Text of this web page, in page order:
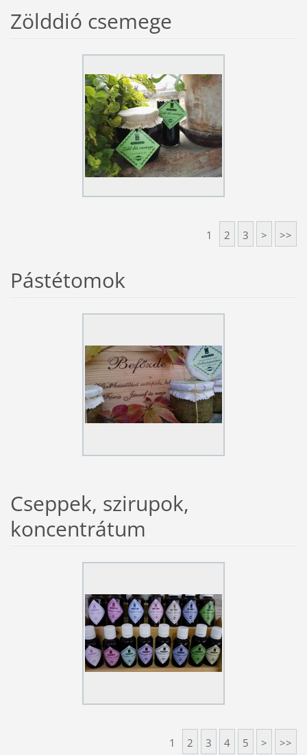
Zölddió csemege
1 2 3 > >>
Pástétomok
Cseppek, szirupok,
koncentrátum
1 2 3 4 5 > >>